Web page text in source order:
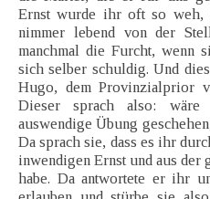
Ernst wurde ihr oft so weh,
nimmer lebend von der
manchmal die Furcht, wenn
sich selber schuldig. Und
Hugo, dem Provinzialprior
Dieser sprach also:
auswendige Übung
Da sprach sie, dass es ihr
inwendigen Ernst und aus
habe. Da antwortete er ihr